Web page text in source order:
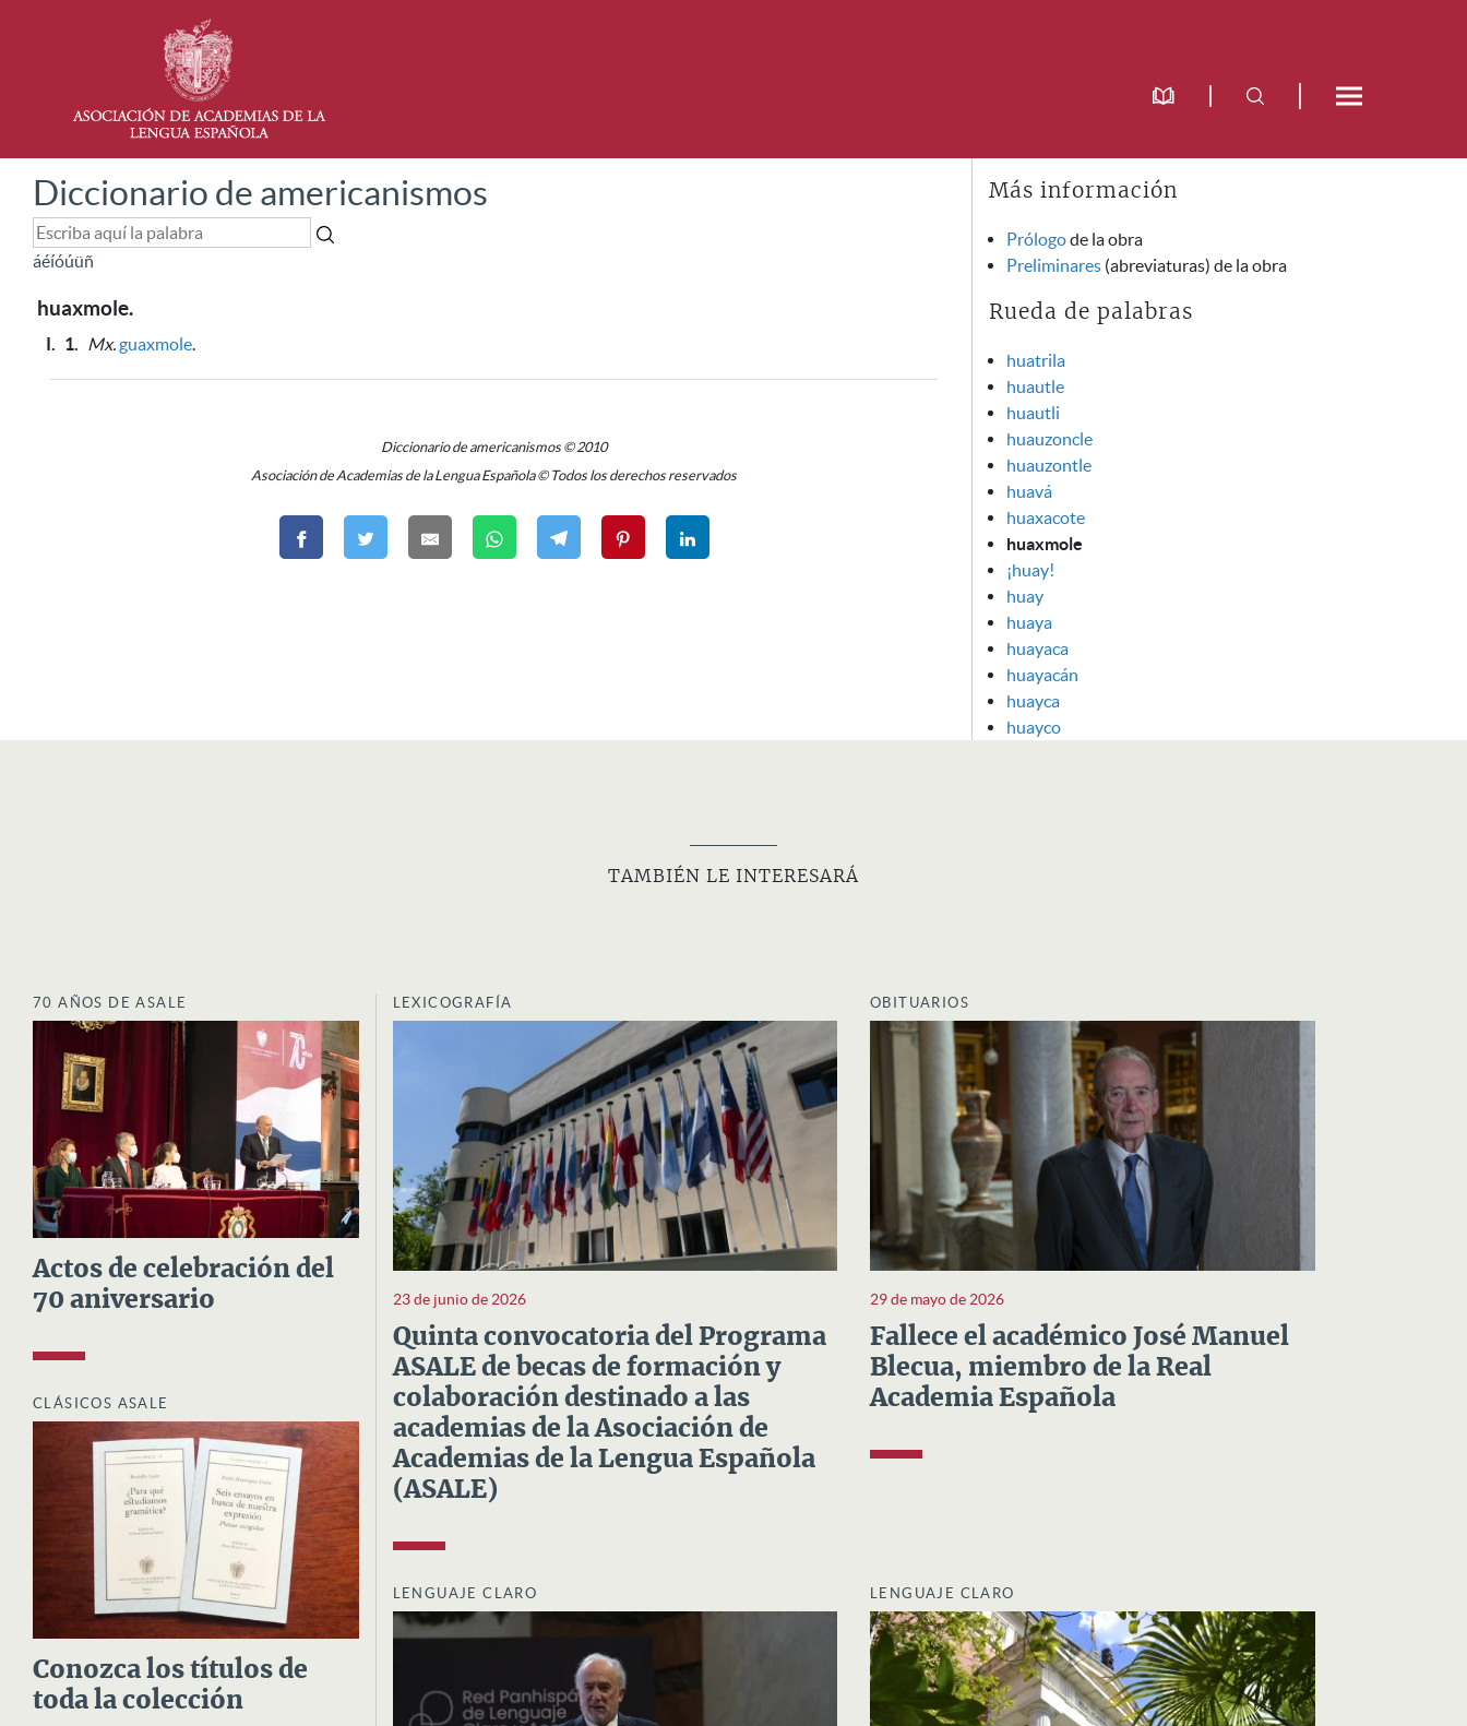
Diccionario de americanismos
áéíóúüñ
huaxmole.
I. 1. Mx.guaxmole.
Diccionario de americanismos © 2010
Asociación de Academias de la Lengua Española © Todos los derechos reservados
Más información
Prólogode la obra
Preliminares (abreviaturas) de la obra
Rueda de palabras
huatrila
huautle
huautli
huauzoncle
huauzontle
huavá
huaxacote
huaxmole
¡huay!
huay
huaya
huayaca
huayacán
huayca
huayco
TAMBIÉN LE INTERESARÁ
70 AÑOS DE ASALE
Actos de celebración del
70 aniversario
CLÁSICOS ASALE
Conozca los títulos de
toda la colección
LEXICOGRAFÍA
23 de junio de 2026
Quinta convocatoria del Programa
ASALE de becas de formación y
colaboración destinado a las
academias de la Asociación de
Academias de la Lengua Española
(ASALE)
OBITUARIOS
29 de mayo de 2026
Fallece el académico José Manuel
Blecua, miembro de la Real
Academia Española
LENGUAJE CLARO LENGUAJE CLARO